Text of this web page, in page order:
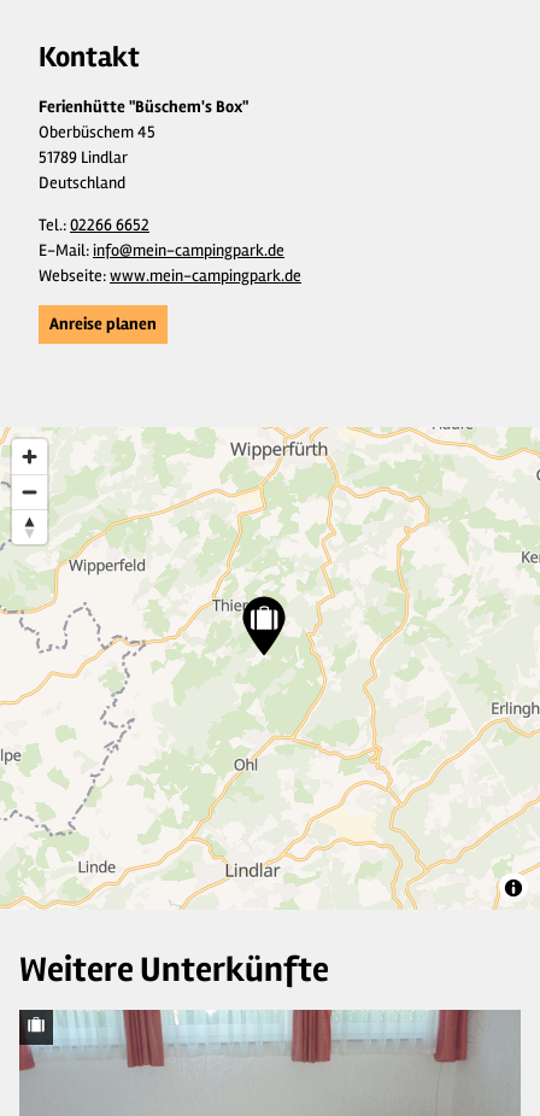
Kontakt
Ferienhütte "Büschem's Box"
Oberbüschem 45
51789 Lindlar
Deutschland
Tel.:02266 6652
E-Mail:info@mein-campingpark.de
Webseite:www.mein-campingpark.de
Anreise planen
3
6
6
5
Weitere Unterkünfte